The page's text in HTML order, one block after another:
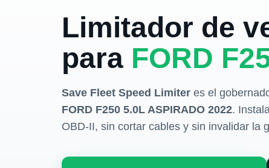
Limitador de
para FORD
Save Fleet Speed Limiter es el
FORD F250 5.0L ASPIRADO 2022.
OBD-II, sin cortar cables y sin invalidar la